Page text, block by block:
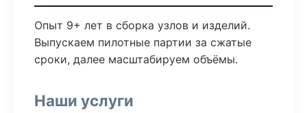
Опыт 9+ лет в сборка узлов и изделий.
Выпускаем пилотные партии за сжатые
сроки, далее масштабируем объёмы.
Наши услуги